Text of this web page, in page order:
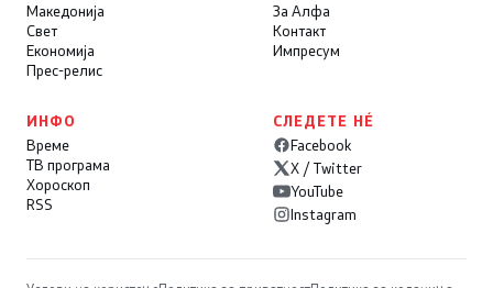
Македонија
Свет
Економија
Прес-релис
За Алфа
Контакт
Импресум
ИНФО
Време
ТВ програма
Хороскоп
RSS
СЛЕДЕТЕ НÉ
Facebook
X / Twitter
YouTube
Instagram